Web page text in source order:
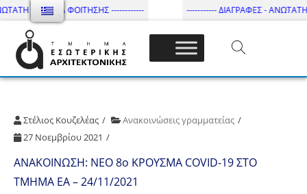
ΔΙΑΡΚΕΙΑ ΦΟΙΤΗΣΗΣ ------------ ----------- ΔΙΑΓΡΑΦΕΣ - ΑΝΩΤΑΤΗ
Τμήμα Εσωτ. Αρχιτεκτονικής – ΔΙ.ΠΑ.Ε
Στέλιος Κουζελέας
Ανακοινώσεις γραμματείας
27 Νοεμβρίου 2021
ΑΝΑΚΟΙΝΩΣΗ: ΝΕΟ 8o ΚΡΟΥΣΜΑ COVID-19 ΣΤΟ
ΤΜΗΜΑ ΕΑ – 24/11/2021